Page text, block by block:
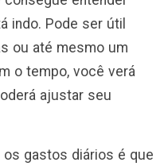
indo. Pode ser útil
ou até mesmo um
o tempo, você verá
ajustar seu
os gastos diários é que